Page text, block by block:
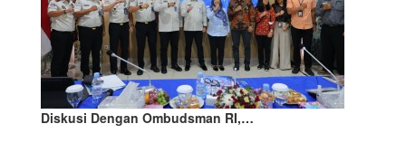
Diskusi Dengan Ombudsman RI,…